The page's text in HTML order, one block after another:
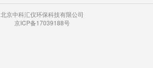
北京中科汇仪环保科技有限公司
京ICP备17039188号